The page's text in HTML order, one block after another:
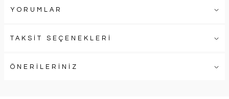
YORUMLAR
TAKSİT SEÇENEKLERİ
ÖNERİLERİNİZ